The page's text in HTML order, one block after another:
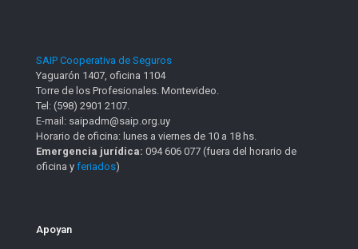
SAIP Cooperativa de Seguros
Yaguarón 1407, oficina 1104
Torre de los Profesionales. Montevideo.
Tel: (598) 2901 2107.
E-mail: saipadm@saip.org.uy
Horario de oficina: lunes a viernes de 10 a 18 hs.
Emergencia jurídica: 094 606 077 (fuera del horario de
oficina y feriados)
Apoyan